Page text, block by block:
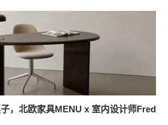
，北欧家具MENU x 室内设计师Fred